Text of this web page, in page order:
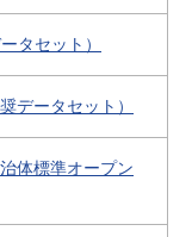
タセット）
データセット）
体標準オープン